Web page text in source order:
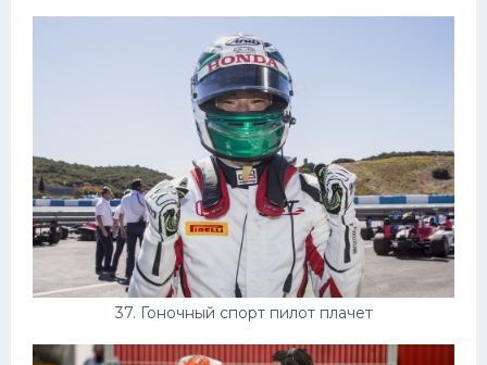
37. Гоночный спорт пилот плачет